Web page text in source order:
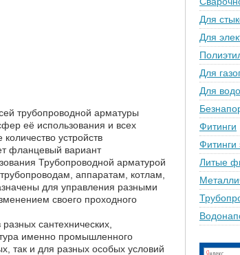
трубопроводной арматуры
её использования и всех
устройств
фланцевый вариант
Трубопроводной арматурой
аппаратам, котлам,
для управления разными
своего проходного
сантехнических,
именно промышленного
так и для разных особых условий
Для
Для
Для
Для
Фитинги
Фитинги
Литые